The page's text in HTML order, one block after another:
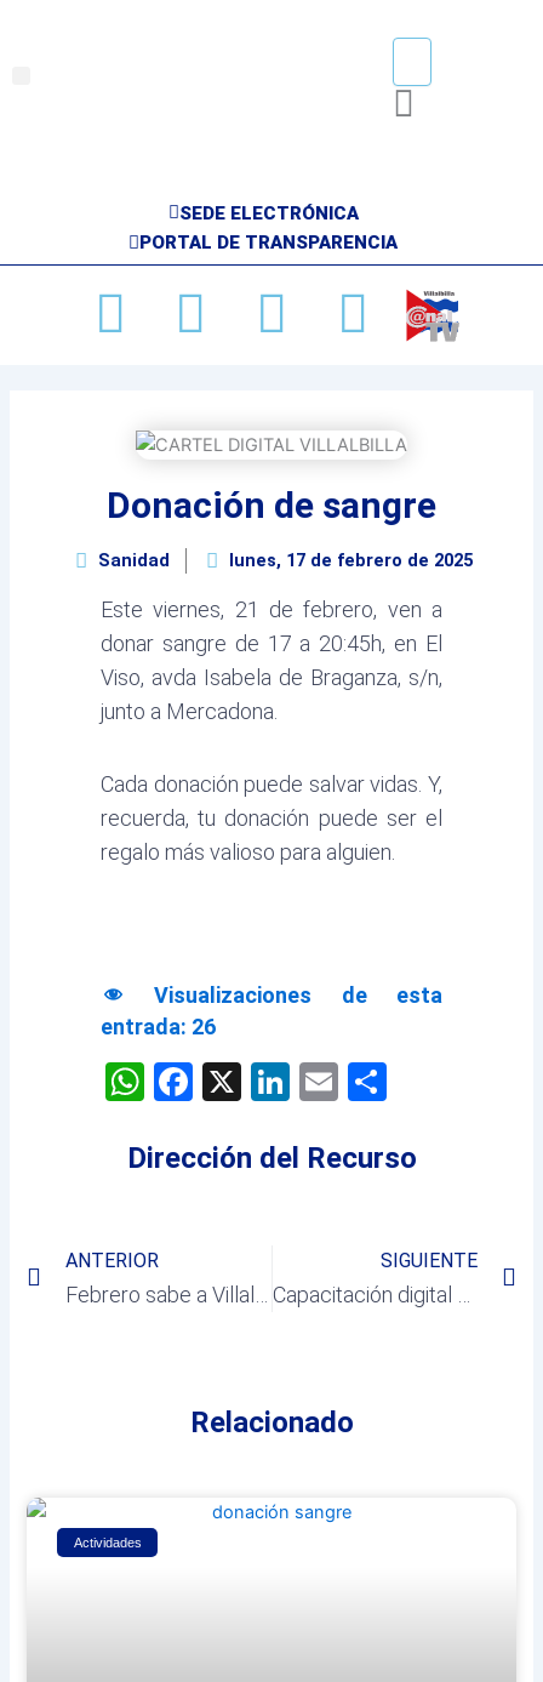
SEDE ELECTRÓNICA
PORTAL DE TRANSPARENCIA
Facebook
X-
Youtube
Donación de sangre
Sanidad lunes, 17 de febrero de 2025
Este viernes, 21 de febrero, ven a
donar sangre de 17 a 20:45h, en El
Viso, avda Isabela de Braganza, s/n,
junto a Mercadona.
Cada donación puede salvar vidas. Y,
recuerda, tu donación puede ser el
regalo más valioso para alguien.
Visualizaciones de esta
entrada: 26
WhatsApp
Facebook
X LinkedIn
Email
Dirección del Recurso
ANTERIOR SIGUIENTE
Relacionado
Actividades